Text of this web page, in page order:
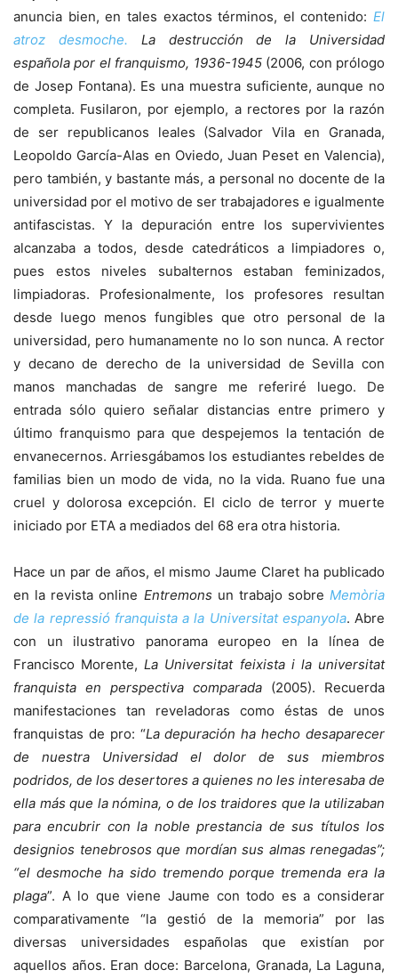
anuncia bien, en tales exactos términos, el contenido: El
atroz desmoche. La destrucción de la Universidad
española por el franquismo, 1936-1945(2006, con prólogo
de Josep Fontana). Es una muestra suficiente, aunque no
completa. Fusilaron, por ejemplo, a rectores por la razón
de ser republicanos leales (Salvador Vila en Granada,
Leopoldo García-Alas en Oviedo, Juan Peset en Valencia),
pero también, y bastante más, a personal no docente de la
universidad por el motivo de ser trabajadores e igualmente
antifascistas. Y la depuración entre los supervivientes
alcanzaba a todos, desde catedráticos a limpiadores o,
pues estos niveles subalternos estaban feminizados,
limpiadoras. Profesionalmente, los profesores resultan
desde luego menos fungibles que otro personal de la
universidad, pero humanamente no lo son nunca. A rector
y decano de derecho de la universidad de Sevilla con
manos manchadas de sangre me referiré luego. De
entrada sólo quiero señalar distancias entre primero y
último franquismo para que despejemos la tentación de
envanecernos. Arriesgábamos los estudiantes rebeldes de
familias bien un modo de vida, no la vida. Ruano fue una
cruel y dolorosa excepción. El ciclo de terror y muerte
iniciado por ETA a mediados del 68 era otra historia.
Hace un par de años, el mismo Jaume Claret ha publicado
en la revista online Entremons un trabajo sobre Memòria
de la repressió franquista a la Universitat espanyola. Abre
con un ilustrativo panorama europeo en la línea de
Francisco Morente,La Universitat feixista i la universitat
franquista en perspectiva comparada (2005). Recuerda
manifestaciones tan reveladoras como éstas de unos
franquistas de pro: “La depuración ha hecho desaparecer
de nuestra Universidad el dolor de sus miembros
podridos, de los desertores a quienes no les interesaba de
ella más que la nómina, o de los traidores que la utilizaban
para encubrir con la noble prestancia de sus títulos los
designios tenebrosos que mordían sus almas renegadas”;
“el desmoche ha sido tremendo porque tremenda era la
plaga”. A lo que viene Jaume con todo es a considerar
comparativamente “la gestió de la memoria” por las
diversas universidades españolas que existían por
aquellos años. Eran doce: Barcelona, Granada, La Laguna,